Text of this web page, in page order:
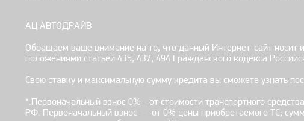
АЦ АВТОДРАЙВ
Обращаем ваше внимание на то, что данный Интернет-сайт носит
положениями статьей 435, 437, 494 Гражданского кодекса
Свою ставку и максимальную сумму кредита вы сможете узнать
*.Первоначальный взнос 0% - от стоимости транспортного
РФ. Первоначальный взнос — от 0% цены приобретаемого ТС;